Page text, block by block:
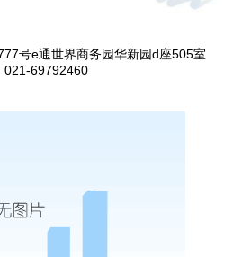
号e通世界商务园华新园d座505室
021-69792460